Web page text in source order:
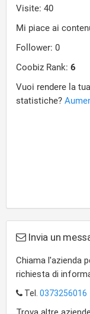
Invia un
Chiama l'azienda
richiesta di
Tel. 0373256016